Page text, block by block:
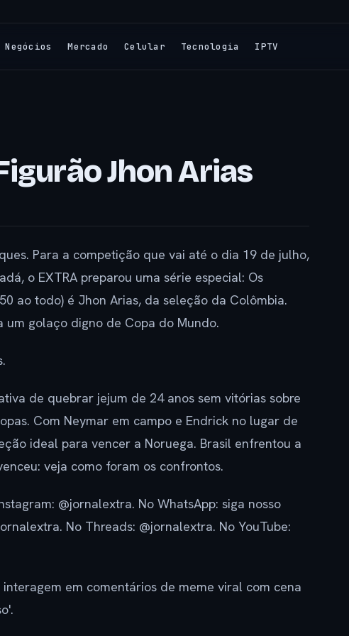
Negócios Mercado Celular Tecnologia IPTV
Jhon Arias
Para a competição que vai até o dia 19 de julho,
o EXTRA preparou uma série especial: Os
ao todo) é Jhon Arias, da seleção da Colômbia.
golaço digno de Copa do Mundo.
de quebrar jejum de 24 anos sem vitórias sobre
Com Neymar em campo e Endrick no lugar de
ideal para vencer a Noruega. Brasil enfrentou a
veja como foram os confrontos.
@jornalextra. No WhatsApp: siga nosso
No Threads: @jornalextra. No YouTube:
em comentários de meme viral com cena